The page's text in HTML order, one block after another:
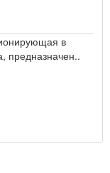
в
предназначен..